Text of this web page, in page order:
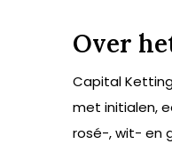
Over
Capital
met initialen,
rosé-, wit- en